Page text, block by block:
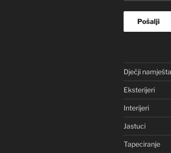
Dječji
Eksterijeri
Interijeri
Jastuci
Tapeciranje